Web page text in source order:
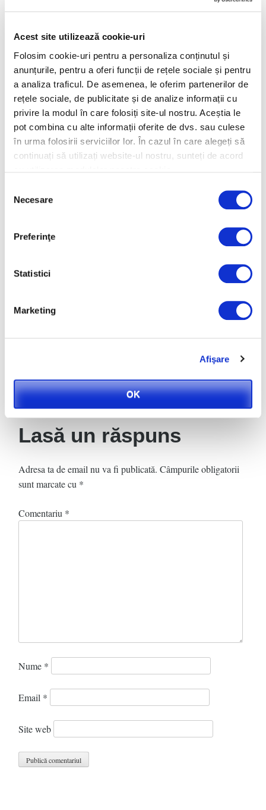
Acest site utilizează cookie-uri
Folosim cookie-uri pentru a personaliza conținutul și
anunțurile, pentru a oferi funcții de rețele sociale și pentru
a analiza traficul. De asemenea, le oferim partenerilor de
rețele sociale, de publicitate și de analize informații cu
privire la modul în care folosiți site-ul nostru. Aceștia le
pot combina cu alte informații oferite de dvs. sau culese
în urma folosirii serviciilor lor. În cazul în care alegeți să
continuați să utilizați website-ul nostru, sunteți de acord
consimțământului
Necesare
Preferinţe
Statistici
Marketing
Afişare
OK
buchete si
evenimente
speciale
pentru Sf. Valentin
Flori și plante
Flori și plante
Cadouri speciale
Lasă un răspuns
Adresa ta de email nu va fi publicată. Câmpurile obligatorii
sunt marcate cu *
Comentariu *
Nume *
Email *
Site web